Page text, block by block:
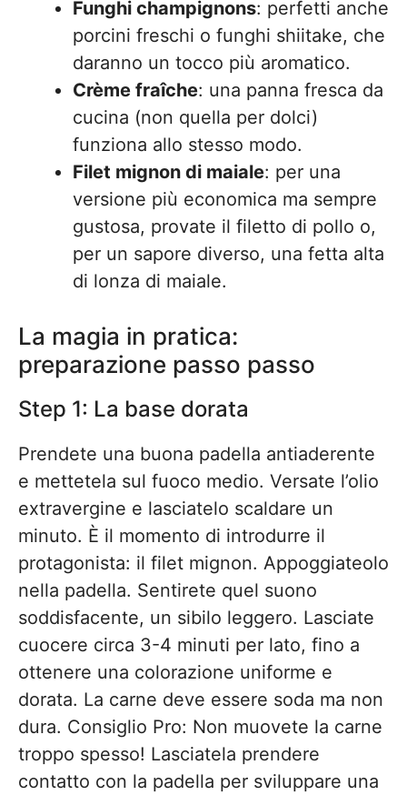
Funghi champignons: perfetti anche
porcini freschi o funghi shiitake, che
daranno un tocco più aromatico.
Crème fraîche: una panna fresca da
cucina (non quella per dolci)
funziona allo stesso modo.
Filet mignon di maiale: per una
versione più economica ma sempre
gustosa, provate il filetto di pollo o,
per un sapore diverso, una fetta alta
di lonza di maiale.
La magia in pratica:
preparazione passo passo
Step 1: La base dorata
Prendete una buona padella antiaderente
e mettetela sul fuoco medio. Versate l’olio
extravergine e lasciatelo scaldare un
minuto. È il momento di introdurre il
protagonista: il filet mignon. Appoggiateolo
nella padella. Sentirete quel suono
soddisfacente, un sibilo leggero. Lasciate
cuocere circa 3-4 minuti per lato, fino a
ottenere una colorazione uniforme e
dorata. La carne deve essere soda ma non
dura. Consiglio Pro: Non muovete la carne
troppo spesso! Lasciatela prendere
contatto con la padella per sviluppare una